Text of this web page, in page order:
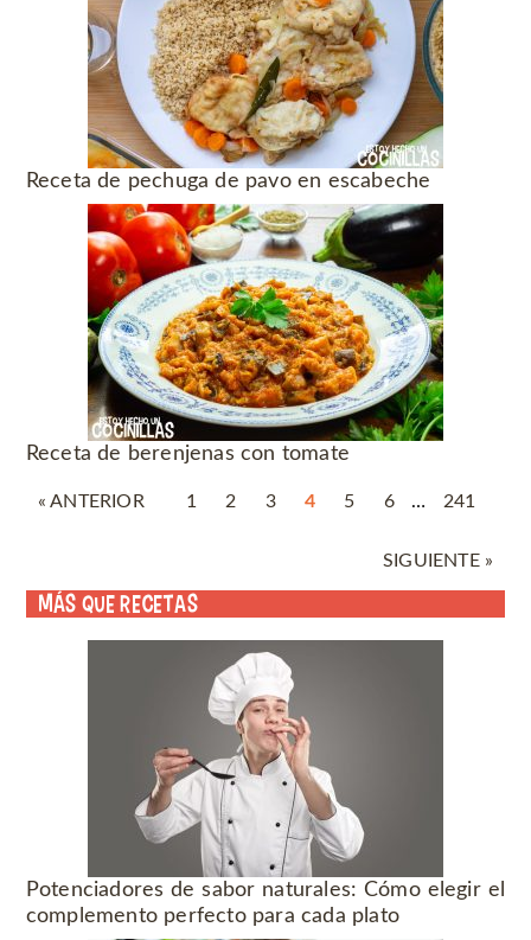
Receta de pechuga de pavo en escabeche
Receta de berenjenas con tomate
« ANTERIOR 1 2 3 4 5 6 … 241
SIGUIENTE »
Más que recetas
Potenciadores de sabor naturales: Cómo elegir el
complemento perfecto para cada plato